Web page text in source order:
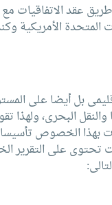
عقد الاتفاقيات
الأمريكية
بل أيضا على
البحرى، ولهذا
بهذا الخصوص